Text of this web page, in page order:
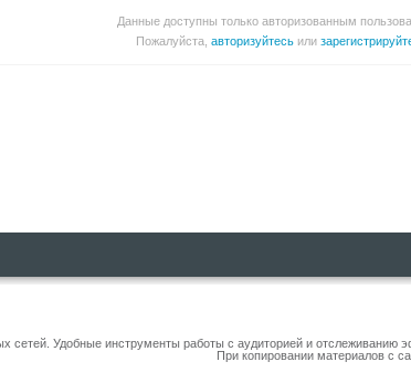
Данные доступны только авторизованным
Пожалуйста, авторизуйтесь или
сетей. Удобные инструменты работы с аудиторией и отслеживанию
При копировании материалов с